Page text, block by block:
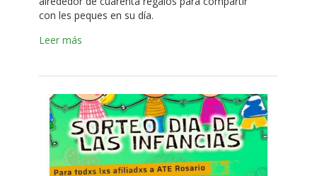
con les peques en su día.
Leer más